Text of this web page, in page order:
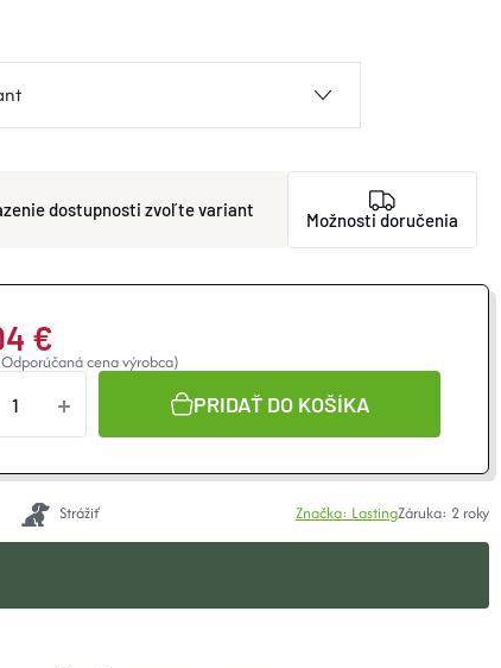
zvoľte variant Možnosti doručenia
cena výrobca)
€
PRIDAŤ DO KOŠÍKA
Strážiť Značka: LastingZáruka: 2 roky